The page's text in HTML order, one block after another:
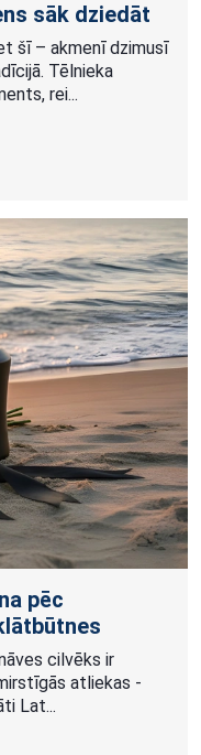
sāk dziedāt
šī – akmenī dzimusī
Tēlnieka
rei...
pēc
cilvēks ir
atliekas -
Lat...